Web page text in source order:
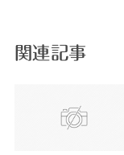
関連記事